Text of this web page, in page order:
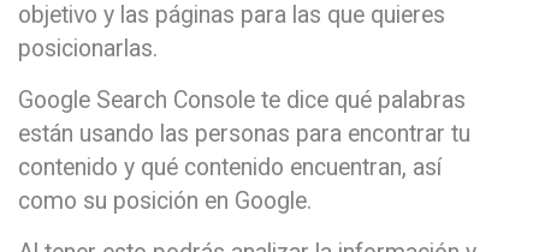
objetivo y las páginas para las que quieres
posicionarlas.
Google Search Console te dice qué palabras
están usando las personas para encontrar tu
contenido y qué contenido encuentran, así
como su posición en Google.